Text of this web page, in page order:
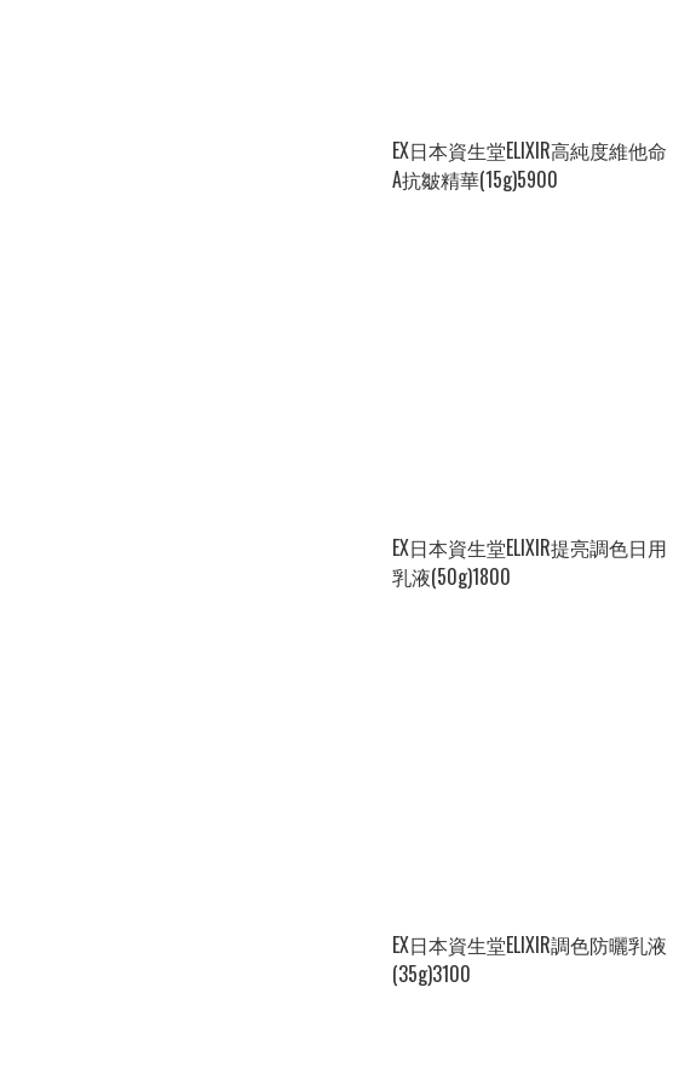
EX日本資生堂ELIXIR高純度維他命
A抗皺精華(15g)5900
EX日本資生堂ELIXIR提亮調色日用
乳液(50g)1800
EX日本資生堂ELIXIR調色防曬乳液
(35g)3100